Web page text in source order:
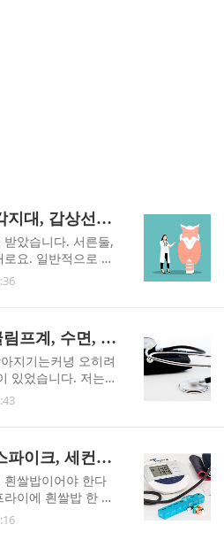
젊은 암 환자 (검진 사각지대, 갑상선암, 생활습관)
았습니다. 서른둘,
요. 일반적으로 암
했는데, 정작 제 주
국가 암 등록 통계에
했습니다.검진 사
이의 함정후배는 동
갑상선에 결절이
종합병원에서 정
단을 받았습니다.
웠습니다.갑상선암
뇌 청소와 내장지방 (글림프계, 수면, 만성염증)
지기는커녕 오히려
있었습니다. 저는
는데, 알고 보니
만 쌓아두고 있었던
한다는 게 정말일
았습니다. 새벽 두
게 당연했으니까
을 넣었는데도 어제
신을 발견했습니다.
아침 혈당 관리 (혈당 스파이크, 세컨드 밀 효과, 공복 시간)
쌀밥이어야 한다
이에 흰쌀밥 한 공
김없이 배가 고팠
워야 했습니다. 아침